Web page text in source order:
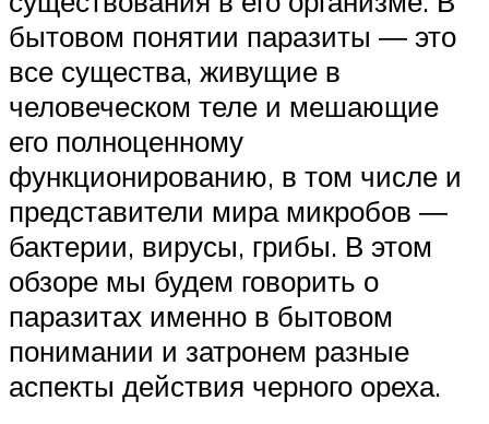
бытовом понятии паразиты ― это
все существа, живущие в
человеческом теле и мешающие
его полноценному
функционированию, в том числе и
представители мира микробов ―
бактерии, вирусы, грибы. В этом
обзоре мы будем говорить о
паразитах именно в бытовом
понимании и затронем разные
аспекты действия черного ореха.